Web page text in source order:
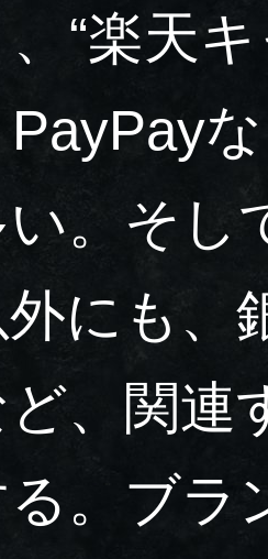
、“楽天
い。そし
にも、
、関連
。ブラ